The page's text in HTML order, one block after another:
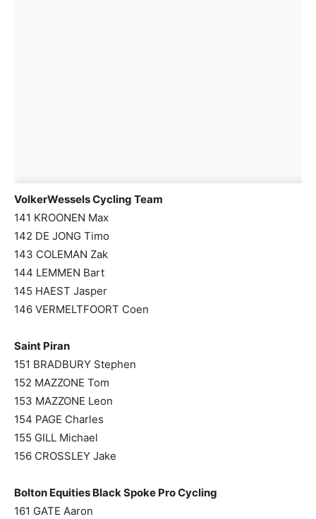
VolkerWessels Cycling Team
141 KROONEN Max
142 DE JONG Timo
143 COLEMAN Zak
144 LEMMEN Bart
145 HAEST Jasper
146 VERMELTFOORT Coen
Saint Piran
151 BRADBURY Stephen
152 MAZZONE Tom
153 MAZZONE Leon
154 PAGE Charles
155 GILL Michael
156 CROSSLEY Jake
Bolton Equities Black Spoke Pro Cycling
161 GATE Aaron